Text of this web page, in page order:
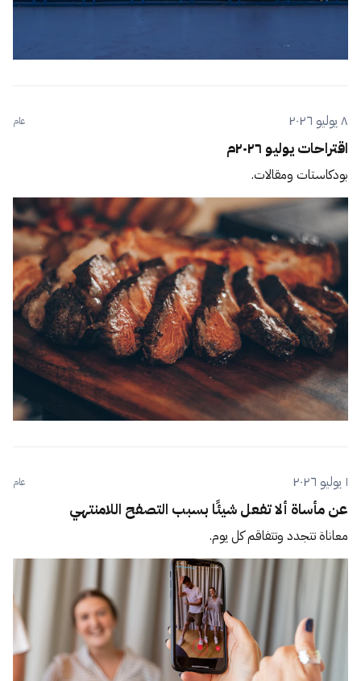
٨ يوليو ٢٠٢٦ عام
اقتراحات يوليو ٢٠٢٦م
بودكاستات ومقالات.
١ يوليو ٢٠٢٦ عام
عن مأساة ألا تفعل شيئًا بسبب التصفح اللامنتهي
معاناة تتجدد وتتفاقم كل يوم.